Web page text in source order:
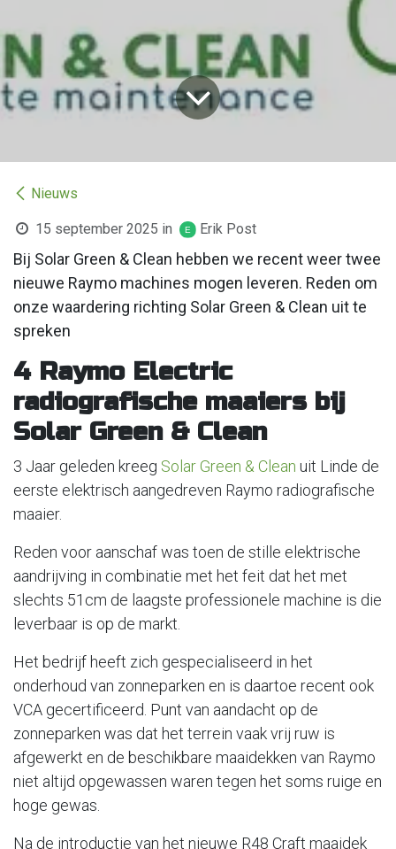
Nieuws
15 september 2025 in Erik Post
Bij Solar Green & Clean hebben we recent weer twee
nieuwe Raymo machines mogen leveren. Reden om
onze waardering richting Solar Green & Clean uit te
spreken
4 Raymo Electric
radiografische maaiers bij
Solar Green & Clean
3 Jaar geleden kreeg Solar Green & Clean uit Linde de
eerste elektrisch aangedreven Raymo radiografische
maaier.
Reden voor aanschaf was toen de stille elektrische
aandrijving in combinatie met het feit dat het met
slechts 51cm de laagste professionele machine is die
leverbaar is op de markt.
Het bedrijf heeft zich gespecialiseerd in het
onderhoud van zonneparken en is daartoe recent ook
VCA gecertificeerd. Punt van aandacht op de
zonneparken was dat het terrein vaak vrij ruw is
afgewerkt en de beschikbare maaidekken van Raymo
niet altijd opgewassen waren tegen het soms ruige en
hoge gewas.
Na de introductie van het nieuwe R48 Craft maaidek